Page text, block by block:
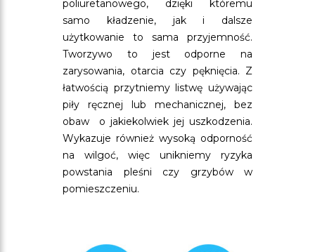
poliuretanowego, dzięki któremu
samo kładzenie, jak i dalsze
użytkowanie to sama przyjemność.
Tworzywo to jest odporne na
zarysowania, otarcia czy pęknięcia. Z
łatwością przytniemy listwę używając
piły ręcznej lub mechanicznej, bez
obaw o jakiekolwiek jej uszkodzenia.
Wykazuje również wysoką odporność
na wilgoć, więc unikniemy ryzyka
powstania pleśni czy grzybów w
pomieszczeniu.